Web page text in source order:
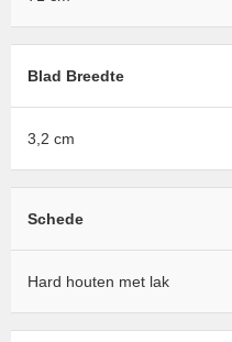
Blad Breedte
3,2 cm
Schede
Hard houten met lak